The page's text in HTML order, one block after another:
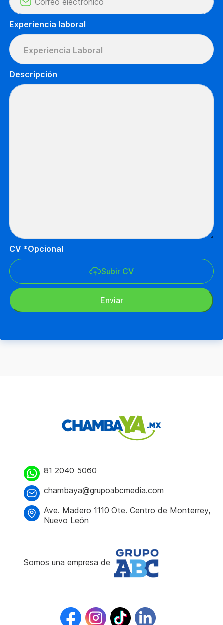
Experiencia laboral
Experiencia Laboral
Descripción
CV *Opcional
Subir CV
Enviar
81 2040 5060
chambaya@grupoabcmedia.com
Ave. Madero 1110 Ote. Centro de Monterrey,
Nuevo León
Somos una empresa de